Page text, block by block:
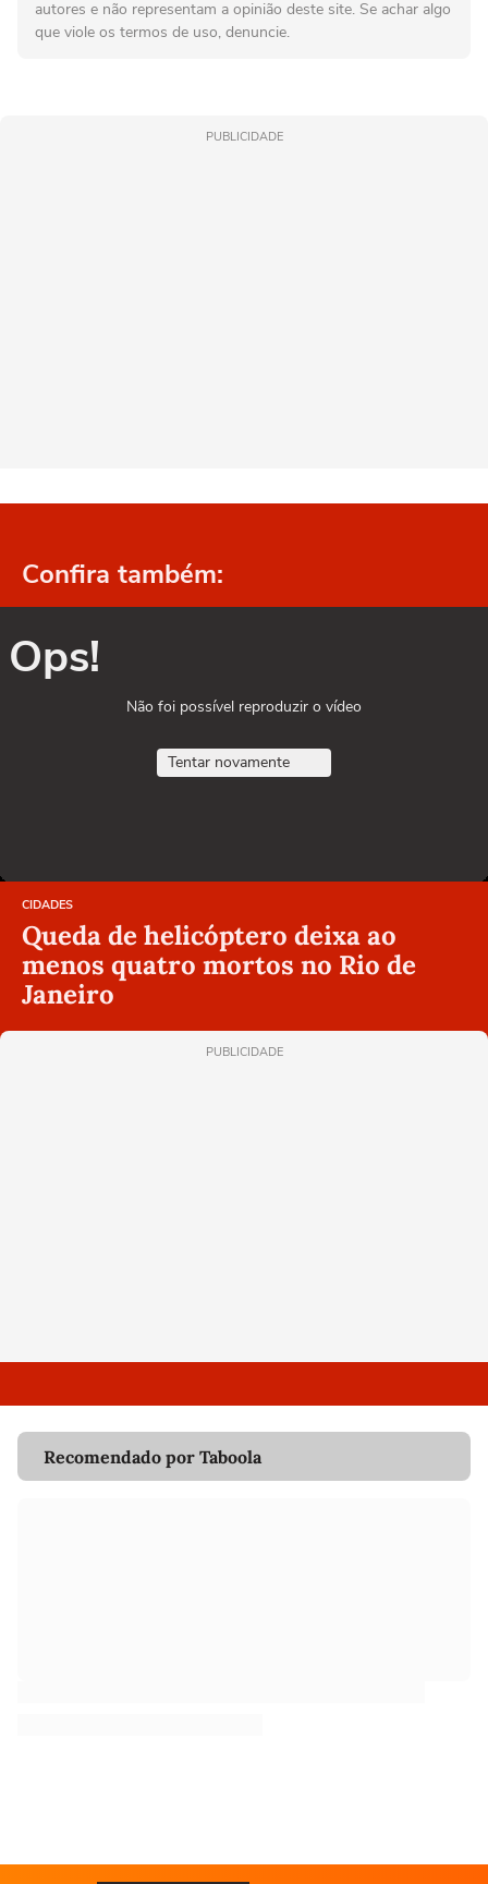
autores e não representam a opinião deste site. Se achar algo
que viole os termos de uso, denuncie.
PUBLICIDADE
Confira também:
Ops!
Não foi possível reproduzir o vídeo
Tentar novamente
CIDADES
Queda de helicóptero deixa ao
menos quatro mortos no Rio de
Janeiro
PUBLICIDADE
Recomendado por Taboola